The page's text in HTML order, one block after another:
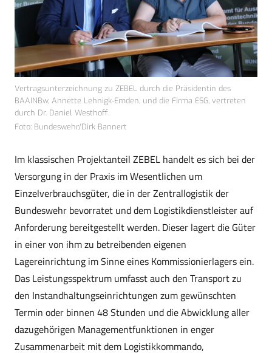
Vertragsunterzeichnung zu ZEBEL durch die Präsidentin des
BAAINBw, Annette Lehnigk-Emden, und die Firma ESG, vertreten
durch Dr. Daniel Westhoff.
Foto: Bundeswehr/Dirk Bannert
Im klassischen Projektanteil ZEBEL handelt es sich bei der
Versorgung in der Praxis im Wesentlichen um
Einzelverbrauchsgüter, die in der Zentrallogistik der
Bundeswehr bevorratet und dem Logistikdienstleister auf
Anforderung bereitgestellt werden. Dieser lagert die Güter
in einer von ihm zu betreibenden eigenen
Lagereinrichtung im Sinne eines Kommissionierlagers ein.
Das Leistungsspektrum umfasst auch den Transport zu
den Instandhaltungseinrichtungen zum gewünschten
Termin oder binnen 48 Stunden und die Abwicklung aller
dazugehörigen Managementfunktionen in enger
Zusammenarbeit mit dem Logistikkommando,